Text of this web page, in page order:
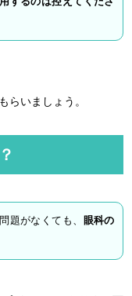
らいましょう。
題がなくても、
眼科の